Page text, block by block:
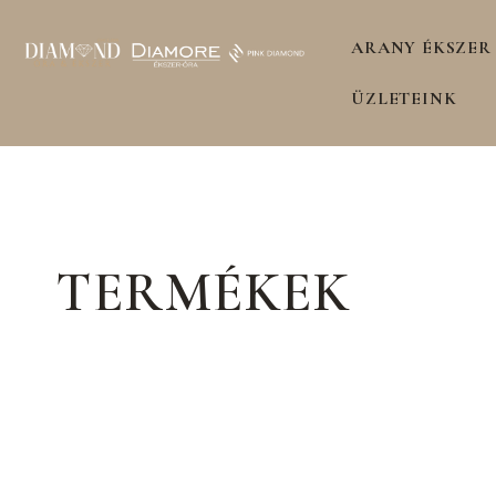
ARANY ÉKSZER
ÜZLETEINK
TERMÉKEK